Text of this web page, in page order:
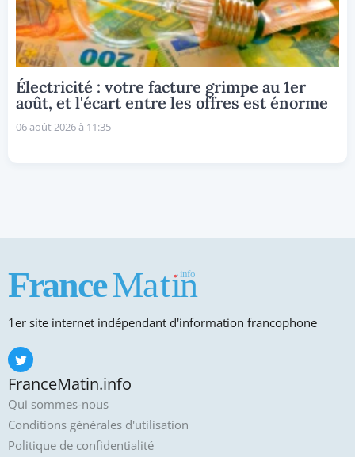
Électricité : votre facture grimpe au 1er
août, et l'écart entre les offres est énorme
06 août 2026 à 11:35
1er site internet indépendant d'information francophone
FranceMatin.info
Qui sommes-nous
Conditions générales d'utilisation
Politique de confidentialité